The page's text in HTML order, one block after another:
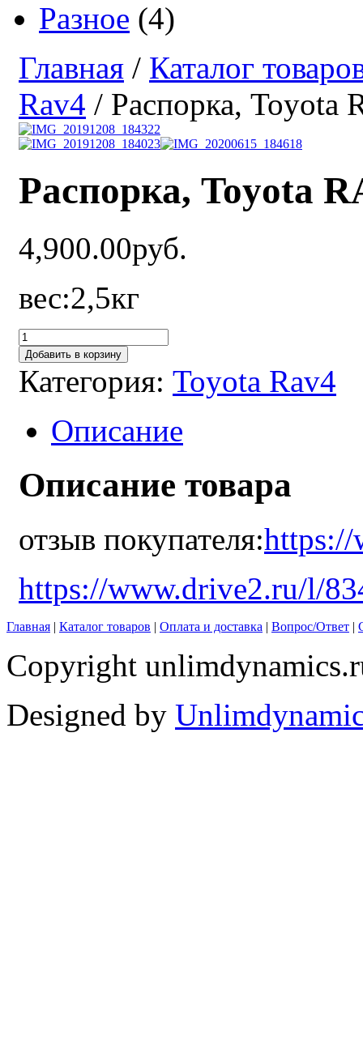
Разное (4)
Главная / Каталог
Rav4 / Распорка, Toyota
Распорка, Toyota
4,900.00руб.
вес:2,5кг
Добавить в корзину
Категория: Toyota Rav4
Описание
Описание товара
отзыв покупателя:https://
https://www.drive2.ru/l/
Главная | Каталог товаров | Оплата и доставка | Вопрос/Ответ |
Copyright
Designed by